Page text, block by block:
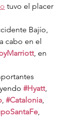
tuvo el placer
Bajío,
cabo en el
, en
#Hyatt,
, #Catalonia,
,